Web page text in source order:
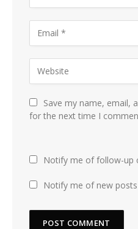
Save my name, email,
for the next time I
Notify me of follow-up
Notify me of new